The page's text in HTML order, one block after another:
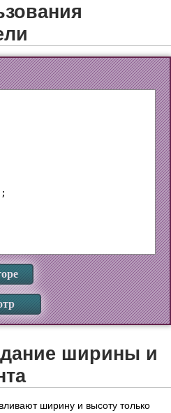
ширины и
ширину и высоту только